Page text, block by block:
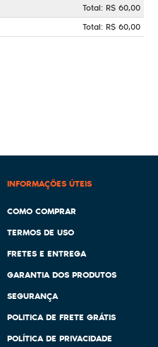
Total: R$ 60,00
Total: R$ 60,00
INFORMAÇÕES ÚTEIS
COMO COMPRAR
TERMOS DE USO
FRETES E ENTREGA
GARANTIA DOS PRODUTOS
SEGURANÇA
POLITICA DE FRETE GRÁTIS
POLÍTICA DE PRIVACIDADE